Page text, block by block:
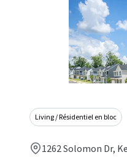
Living / Résidentiel en bloc
1262 Solomon Dr,